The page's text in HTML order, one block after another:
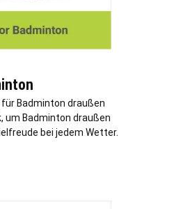
Badminton draußen
um Badminton draußen
bei jedem Wetter.